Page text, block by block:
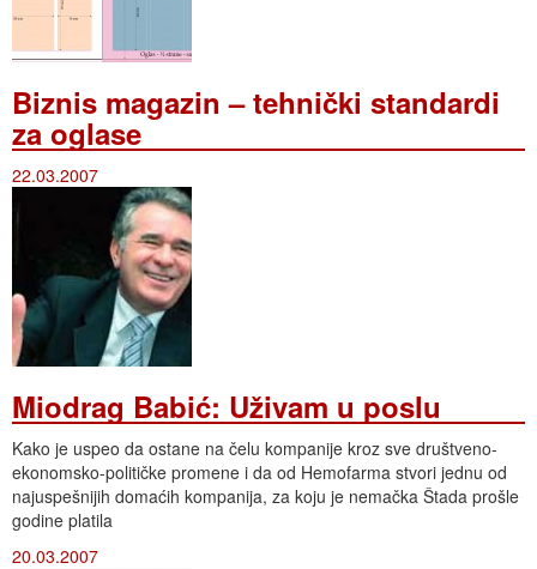
Biznis magazin – tehnički standardi
za oglase
22.03.2007
Miodrag Babić: Uživam u poslu
Kako je uspeo da ostane na čelu kompanije kroz sve društveno-
ekonomsko-političke promene i da od Hemofarma stvori jednu od
najuspešnijih domaćih kompanija, za koju je nemačka Štada prošle
godine platila
20.03.2007